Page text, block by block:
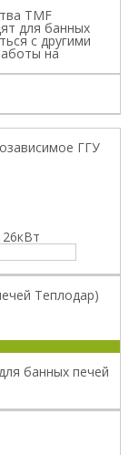
TMF
для банных
с другими
на
ГГУ
Теплодар)
банных печей